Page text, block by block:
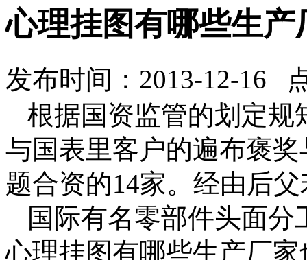
心理挂图有哪些生产
发布时间：2013-12-16
根据国资监管的划定规
与国表里客户的遍布褒
题合资的14家。经由后
国际有名零部件头面分
心理挂图有哪些生产厂